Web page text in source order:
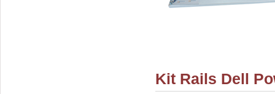
Kit Rails Dell